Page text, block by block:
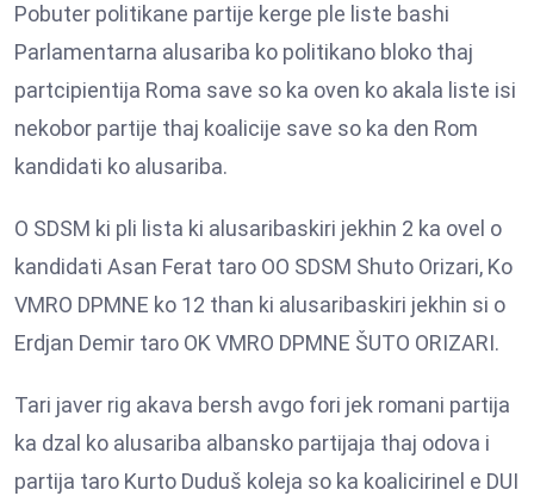
Pobuter politikane partije kerge ple liste bashi
Parlamentarna alusariba ko politikano bloko thaj
partcipientija Roma save so ka oven ko akala liste isi
nekobor partije thaj koalicije save so ka den Rom
kandidati ko alusariba.
O SDSM ki pli lista ki alusaribaskiri jekhin 2 ka ovel o
kandidati Asan Ferat taro OO SDSM Shuto Orizari, Ko
VMRO DPMNE ko 12 than ki alusaribaskiri jekhin si o
Erdjan Demir taro OK VMRO DPMNE ŠUTO ORIZARI.
Tari javer rig akava bersh avgo fori jek romani partija
ka dzal ko alusariba albansko partijaja thaj odova i
partija taro Kurto Duduš koleja so ka koalicirinel e DUI